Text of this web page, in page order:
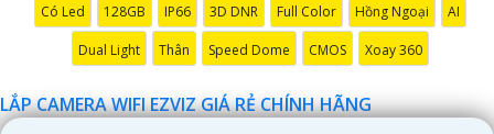
Có Led 128GB IP66 3D DNR Full Color Hồng Ngoại AI
Dual Light Thân Speed Dome CMOS Xoay 360
LẮP CAMERA WIFI EZVIZ GIÁ RẺ CHÍNH HÃNG